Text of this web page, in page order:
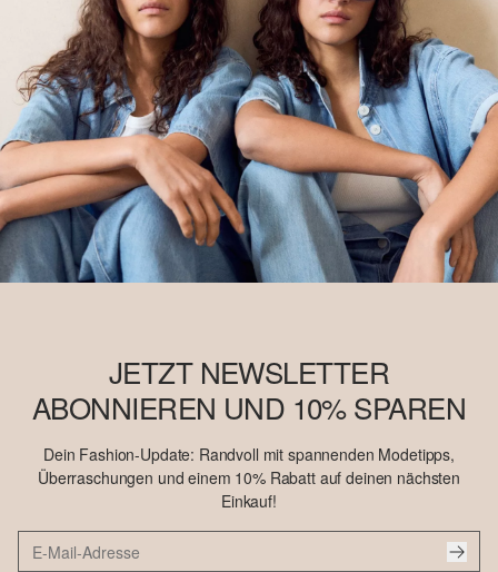
JETZT NEWSLETTER
ABONNIEREN UND 10% SPAREN
Dein Fashion-Update: Randvoll mit spannenden Modetipps,
Überraschungen und einem 10% Rabatt auf deinen nächsten
Einkauf!